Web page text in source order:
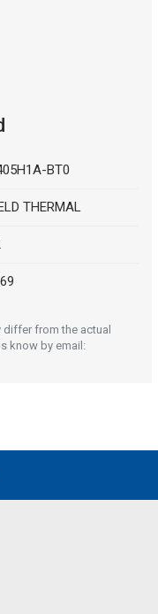
BT0
THERMAL
from the actual
know by email: